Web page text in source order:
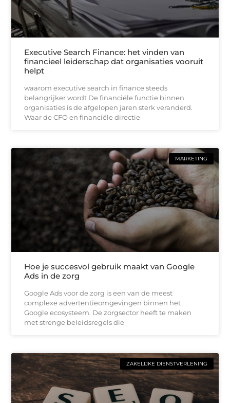
Executive Search Finance: het vinden van
financieel leiderschap dat organisaties vooruit
helpt
waarom executive search in finance steeds
belangrijker wordt De financiële functie binnen
organisaties is de afgelopen jaren sterk veranderd.
Waar de CFO en financiële directie
MARKETING
Hoe je succesvol gebruik maakt van Google
Ads in de zorg
Google Ads voor de zorg is een van de meest
complexe advertentieomgevingen binnen het
Google ecosysteem. De zorgsector heeft te maken
met strenge beleidsregels die
ZAKELIJKE DIENSTVERLENING